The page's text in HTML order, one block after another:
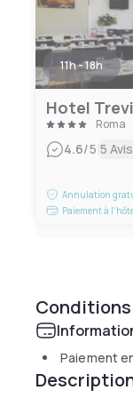
11h - 18h
Hotel
Roma
4.6/5|5 Avis
Annulation
Paiement à
Paiement